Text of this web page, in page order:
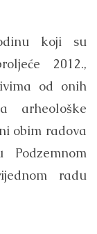
koji su
2012.,
od onih
arheološke
obim radova
radu